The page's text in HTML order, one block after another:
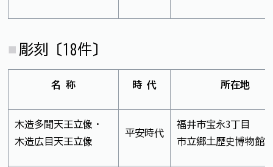
彫刻〔18件〕
名 称 時 代 所在地
木造多聞天王立像・
木造広目天王立像
平安時代
福井市宝永3丁目
市立郷土歴史博物館